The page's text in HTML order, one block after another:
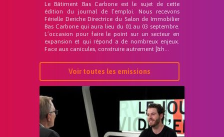
Le Bâtiment Bas Carbone est le sujet de cette
édition du journal de l’emploi. Nous recevons
Férielle Deriche Directrice du Salon de Immobilier
Bas Carbone qui aura lieu du 01 au 03 septembre.
L’occasion pour faire le point sur un secteur en
expansion et qui répond a de nombreux enjeux.
Face aux canicules, construire autrement [&h...
Voir toutes les emissions